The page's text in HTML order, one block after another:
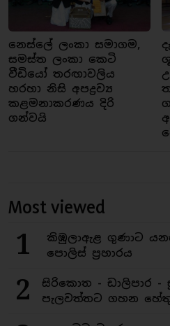
නෙස්ලේ ලංකා සමාගම,
සමස්ත ලංකා කෙටි
වීඩියෝ තරඟාවලිය
හරහා නිසි අපද්‍රව්‍ය
කළමනාකරණය දිරි
ගන්වයි
Most viewed
1
කිඹුලාඇළ ගුණාට
පොලිස් ප්‍රහාරය
2
සිරිකොත - ඩාලිපාර
පැලවත්තට ගහන